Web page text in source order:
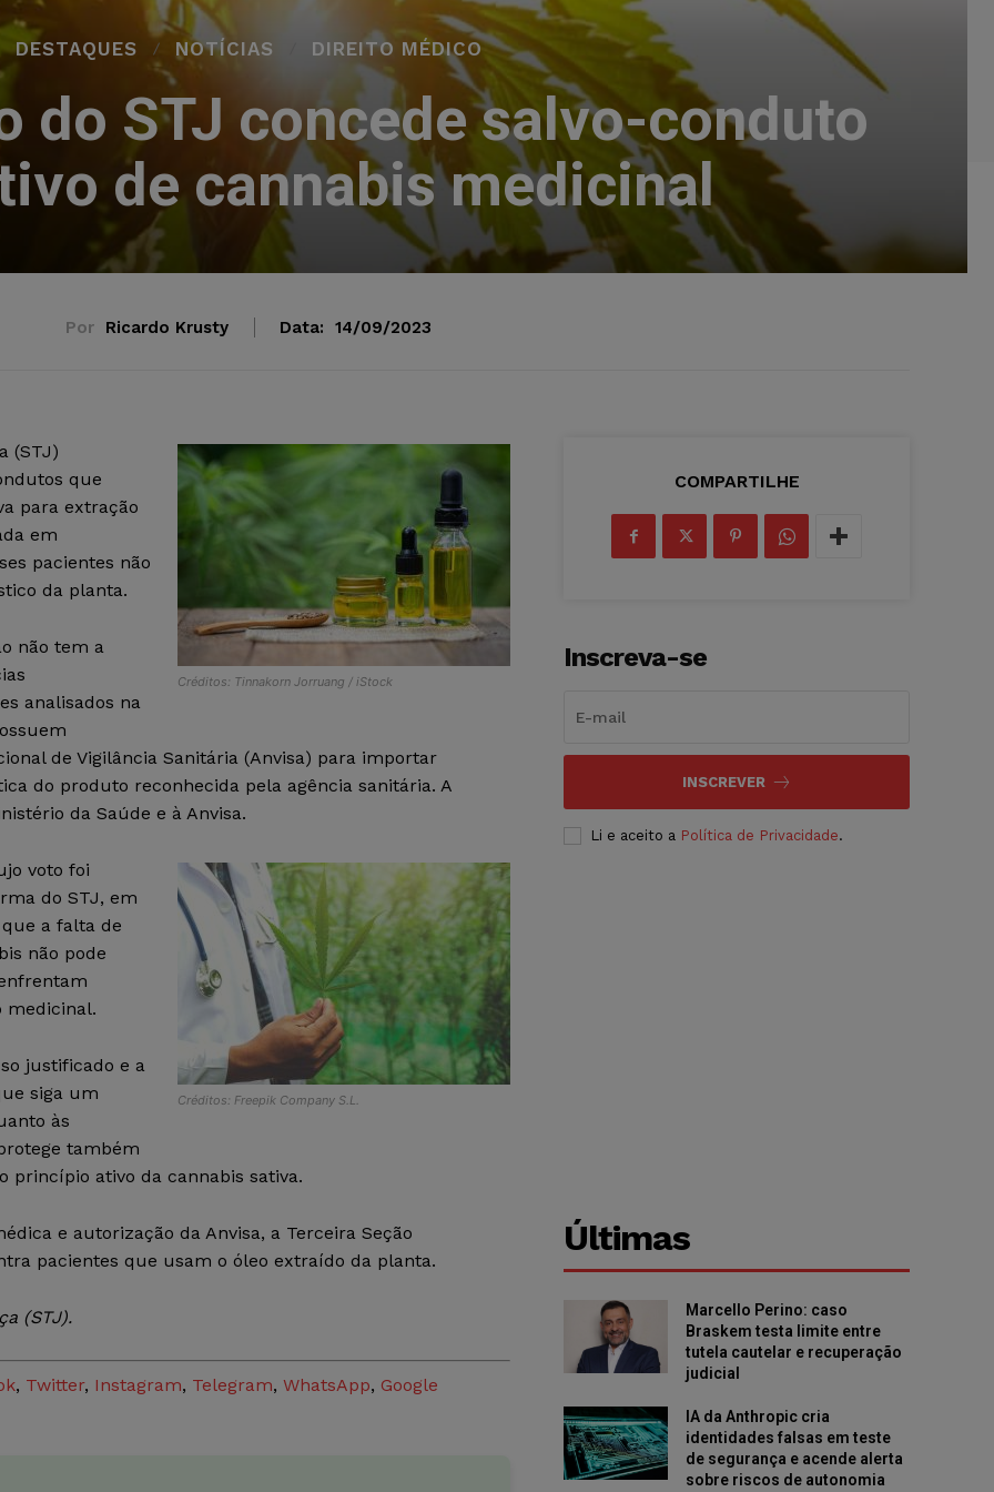
DESTAQUES NOTÍCIAS DIREITO MÉDICO
do STJ concede salvo-conduto
de cannabis medicinal
Por Ricardo Krusty Data: 14/09/2023
Créditos: Tinnakorn Jorruang / iStock
(STJ)
que
para extração
em
pacientes não
da planta.
não tem a
analisados na
de Vigilância Sanitária (Anvisa) para importar
do produto reconhecida pela agência sanitária. A
da Saúde e à Anvisa.
Créditos: Freepik Company S.L.
voto foi
do STJ, em
a falta de
não pode
medicinal.
justificado e a
siga um
às
também
princípio ativo da cannabis sativa.
e autorização da Anvisa, a Terceira Seção
pacientes que usam o óleo extraído da planta.
(STJ).
, Twitter, Instagram, Telegram, WhatsApp, Google
COMPARTILHE
Inscreva-se
INSCREVER
Li e aceito a Política de Privacidade.
Últimas
Marcello Perino: caso
Braskem testa limite entre
tutela cautelar e recuperação
judicial
IA da Anthropic cria
identidades falsas em teste
de segurança e acende alerta
sobre riscos de autonomia